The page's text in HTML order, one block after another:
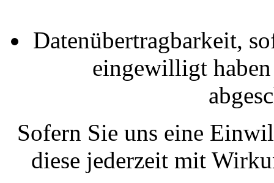
Datenübertragbarkeit,
eingewilligt
Sofern Sie uns eine
diese jederzeit mit